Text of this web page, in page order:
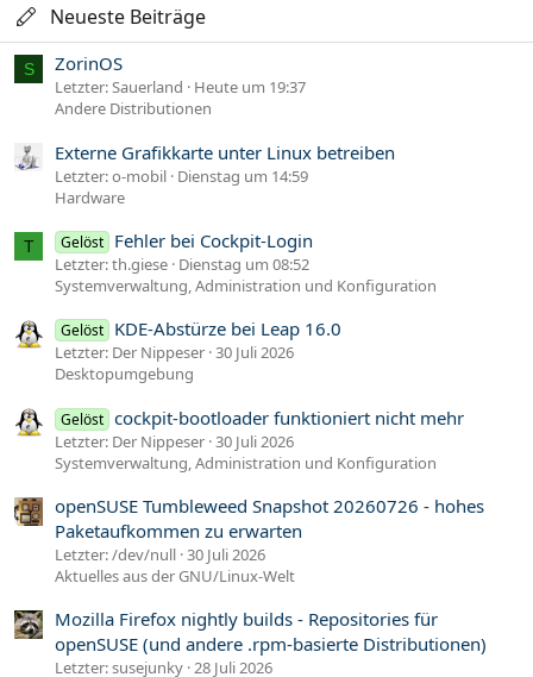
Neueste Beiträge
S ZorinOS
Letzter: Sauerland
Heute um 19:37
Andere Distributionen
Externe Grafikkarte unter Linux betreiben
Letzter: o-mobil Dienstag um 14:59
Hardware
T Gelöst Fehler bei Cockpit-Login
Letzter: th.giese Dienstag um 08:52
Systemverwaltung, Administration und Konfiguration
Gelöst KDE-Abstürze bei Leap 16.0
Letzter: Der Nippeser 30 Juli 2026
Desktopumgebung
Gelöst cockpit-bootloader funktioniert nicht mehr
Letzter: Der Nippeser 30 Juli 2026
Systemverwaltung, Administration und Konfiguration
openSUSE Tumbleweed Snapshot 20260726 - hohes
Paketaufkommen zu erwarten
Letzter: /dev/null 30 Juli 2026
Aktuelles aus der GNU/Linux-Welt
Mozilla Firefox nightly builds - Repositories für
openSUSE (und andere .rpm-basierte Distributionen)
Letzter: susejunky 28 Juli 2026